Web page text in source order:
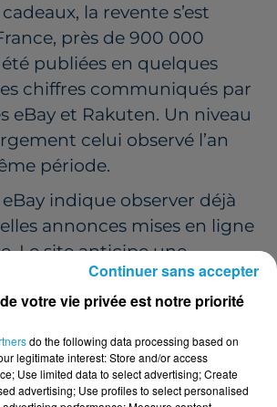
la revente s’est
près de 900 000
publiées en quelques
chiffres communiqués par
eBay et Rakuten. Un niveau
celui observé l’an
période.
indique observer déjà
annonces mises en ligne
Le site anticipe une
du nombre d’annonces de
à la moyenne”dans les
L’an dernier, 340 000
été enregistrées le 25
la matinée.
votre vie privée est notre priorité
do the following data processing based on
legitimate interest: Store and/or access
Use limited data to select advertising; Create
advertising; Use profiles to select personalised
Continuer sans accepter